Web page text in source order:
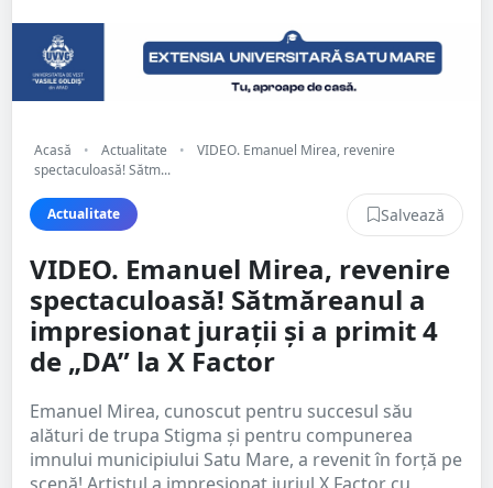
Acasă • Actualitate •
VIDEO. Emanuel Mirea, revenire
spectaculoasă! Sătm...
Actualitate Salvează
VIDEO. Emanuel Mirea, revenire
spectaculoasă! Sătmăreanul a
impresionat jurații și a primit 4
de „DA” la X Factor
Emanuel Mirea, cunoscut pentru succesul său
alături de trupa Stigma și pentru compunerea
imnului municipiului Satu Mare, a revenit în forță pe
scenă! Artistul a impresionat juriul X Factor cu